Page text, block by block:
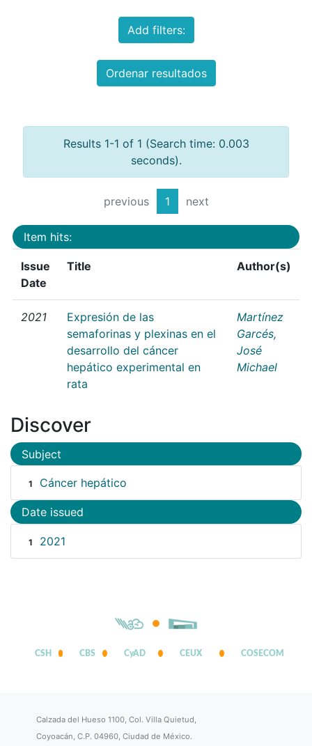
Add filters:
Ordenar resultados
Results 1-1 of 1 (Search time: 0.003
seconds).
previous 1 next
Item hits:
Issue
Date
Title Author(s)
2021
Expresión de las
semaforinas y plexinas en el
desarrollo del cáncer
hepático experimental en
rata
Martínez
Garcés,
José
Michael
Discover
Subject
1 Cáncer hepático
Date issued
1 2021
CSH CBS CyAD CEUX COSECOM
Calzada del Hueso 1100, Col. Villa Quietud,
Coyoacán, C.P. 04960, Ciudad de México.